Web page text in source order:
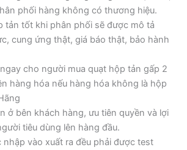
phối hàng không có thương hiệu.
tản tốt khi phân phối sẽ được mô tả
cung ứng thật, giá báo thật, bảo hành
cho người mua quạt hộp tản gấp 2
hàng hóa nếu hàng hóa không là hộp
ở bên khách hàng, ưu tiên quyền và lợi
tiêu dùng lên hàng đầu.
nhập vào xuất ra đều phải được test